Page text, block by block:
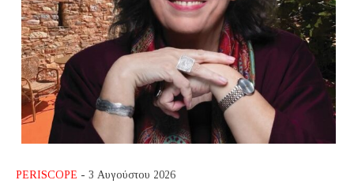
PERISCOPE - 3 Αυγούστου 2026